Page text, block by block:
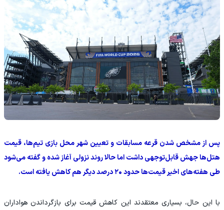
پس از مشخص شدن قرعه مسابقات و تعیین شهر محل بازی تیم‌ها، قیمت
هتل‌ها جهش قابل‌توجهی داشت اما حالا روند نزولی آغاز شده و گفته می‌شود
طی هفته‌های اخیر قیمت‌ها حدود ۲۰ درصد دیگر هم کاهش یافته است.
با این حال، بسیاری معتقدند این کاهش قیمت برای بازگرداندن هواداران